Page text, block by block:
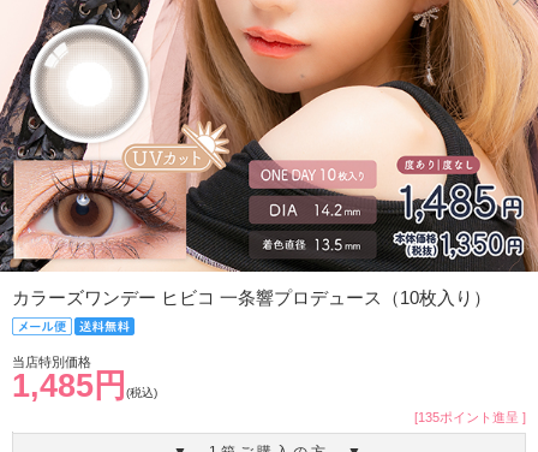
カラーズワンデー ヒビコ 一条響プロデュース（10枚入り）
当店特別価格
1,485円 (税込)
[135ポイント進呈 ]